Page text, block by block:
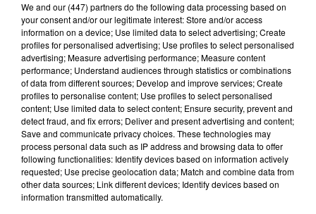
Lecture (4 min 20 sec)
100%
100% Radio les infos du Pays Catalan
We and our (447) partnersdo the following data processing based on
your consent and/or our legitimate interest: Store and/or access
information on a device; Use limited data to select advertising; Create
profiles for personalised advertising; Use profiles to select personalised
advertising; Measure advertising performance; Measure content
performance; Understand audiences through statistics or combinations
of data from different sources; Develop and improve services; Create
profiles to personalise content; Use profiles to select personalised
content; Use limited data to select content; Ensure security, prevent and
detect fraud, and fix errors; Deliver and present advertising and content;
Save and communicate privacy choices. These technologies may
process personal data such as IP address and browsing data to offer
following functionalities: Identify devices based on information actively
requested; Use precise geolocation data; Match and combine data from
other data sources; Link different devices; Identify devices based on
information transmitted automatically.